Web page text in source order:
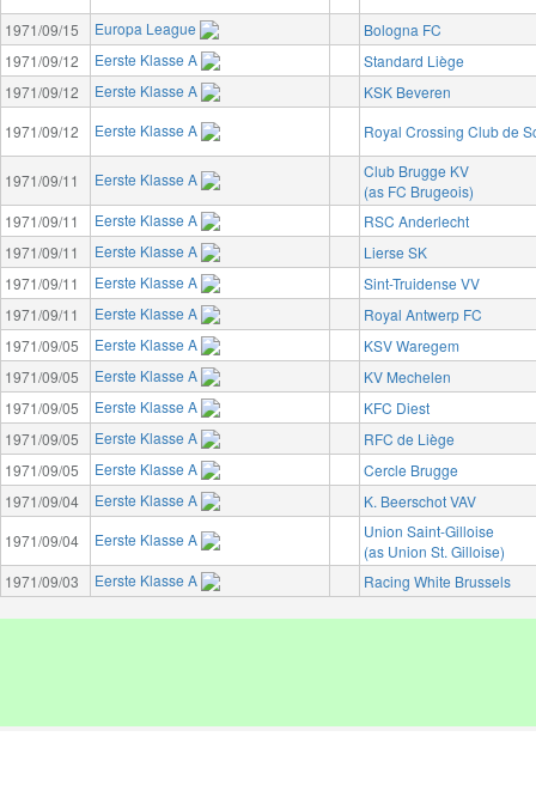
1971/09/15
Europa League
Bologna FC
1971/09/12
Eerste Klasse A
Standard Liège
1971/09/12
Eerste Klasse A
KSK Beveren
1971/09/12
Eerste Klasse A Royal Crossing Club de
1971/09/11 Eerste Klasse A
Club Brugge KV
(as FC Brugeois)
1971/09/11
Eerste Klasse A
RSC Anderlecht
1971/09/11
Eerste Klasse A
Lierse SK
1971/09/11
Eerste Klasse A
Sint-Truidense VV
1971/09/11
Eerste Klasse A
Royal Antwerp FC
1971/09/05
Eerste Klasse A
KSV Waregem
1971/09/05
Eerste Klasse A
KV Mechelen
1971/09/05
Eerste Klasse A
KFC Diest
1971/09/05
Eerste Klasse A
RFC de Liège
1971/09/05
Eerste Klasse A
Cercle Brugge
1971/09/04
Eerste Klasse A
K. Beerschot VAV
1971/09/04
Eerste Klasse A
Union Saint-Gilloise
(as Union St. Gilloise)
1971/09/03
Eerste Klasse A Racing White Brussels